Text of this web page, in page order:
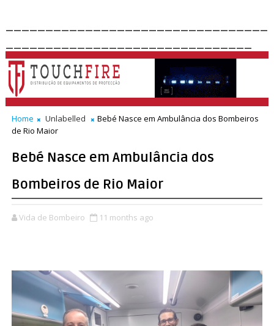
Home Unlabelled
Bebé Nasce em Ambulância dos Bombeiros
de Rio Maior
Bebé Nasce em Ambulância dos
Bombeiros de Rio Maior
Vida de Bombeiro 11 months ago